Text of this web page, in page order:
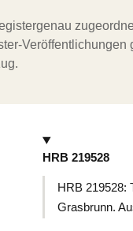
HRB 219528
HRB 219528:
Grasbrunn.